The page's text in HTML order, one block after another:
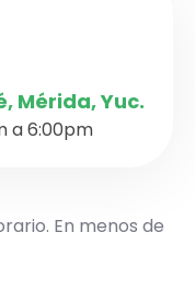
Mérida, Yuc.
a 6:00pm
En menos de